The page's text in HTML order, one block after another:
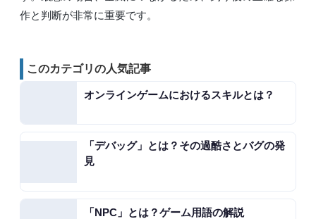
作と判断が非常に重要です。
このカテゴリの人気記事
オンラインゲームにおけるスキルとは？
「デバッグ」とは？その過酷さとバグの発
見
「NPC」とは？ゲーム用語の解説